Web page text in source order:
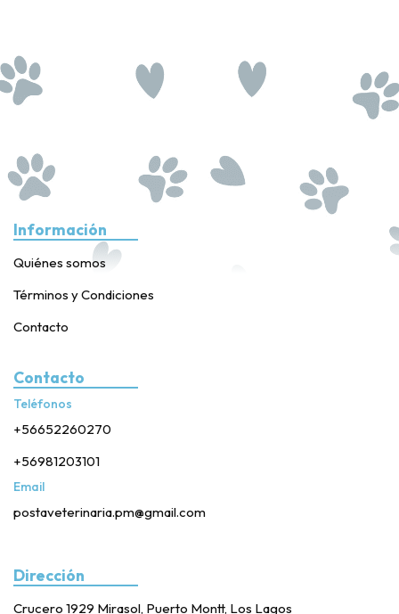
Información
Quiénes somos
Términos y Condiciones
Contacto
Contacto
Teléfonos
+56652260270
+56981203101
Email
postaveterinaria.pm@gmail.com
Dirección
Crucero 1929 Mirasol, Puerto Montt, Los Lagos